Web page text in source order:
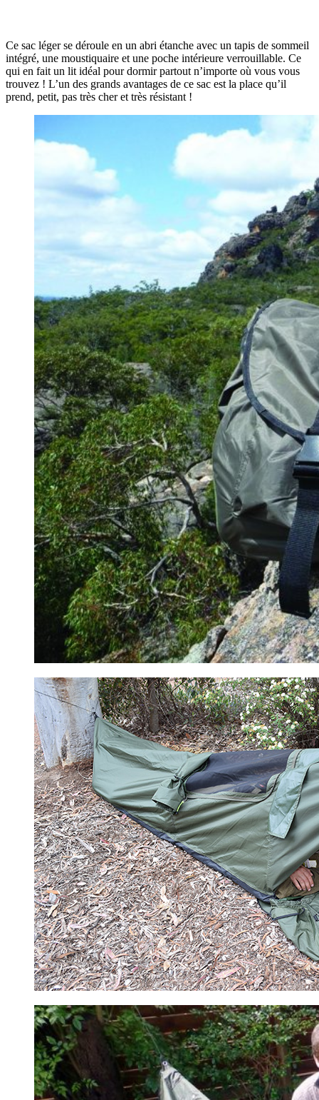
Ce sac léger se déroule en un abri étanche avec un tapis de sommeil
intégré, une moustiquaire et une poche intérieure verrouillable. Ce
qui en fait un lit idéal pour dormir partout n’importe où vous vous
trouvez ! L’un des grands avantages de ce sac est la place qu’il
prend, petit, pas très cher et très résistant !